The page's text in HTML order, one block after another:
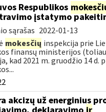
Respublikos
įstatymo
sąrašas 2022-01-13
mokesčių inspekcija prie
finansų ministerijos
kad 2021 m. gruodžio 14 d.
akcizų už energinius